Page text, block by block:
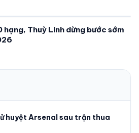
Thuỳ Linh dừng bước sớm
huyệt Arsenal sau trận thua